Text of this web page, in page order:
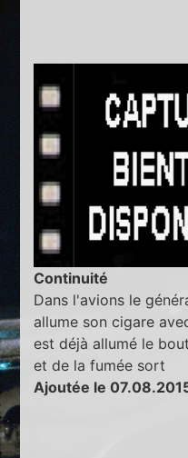
Continuité
Dans l'avions le
allume son cigare
est déjà allumé le
et de la fumée sort
Ajoutée le